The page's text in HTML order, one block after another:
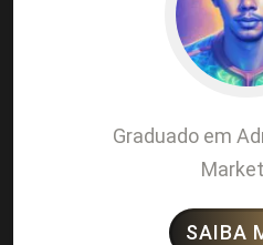
Graduado em
SAIBA